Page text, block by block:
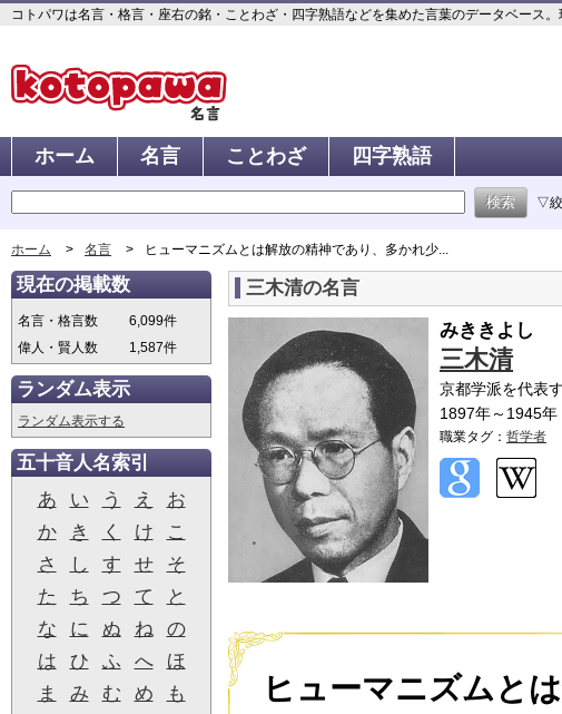
コトパワは名言・格言・座右の銘・ことわざ・四字熟語などを集めた言葉のデータベース
ホーム 名言 ことわざ 四字熟語
▽絞
ホーム 名言 ヒューマニズムとは解放の精神であり、多かれ少...
三木清の名言
みききよし
三木清
京都学派を代表
1897年～1945年
職業タグ： 哲学者
ヒューマニズムと
現在の掲載数
名言・格言数
6,099件
偉人・賢人数
1,587件
ランダム表示
ランダム表示する
五十音人名索引
あ
い う え
お
か
き く け
こ
さ
し す せ
そ
た
ち つ て
と
な
に ぬ ね
の
は
ひ ふ へ
ほ
ま
み む め
も